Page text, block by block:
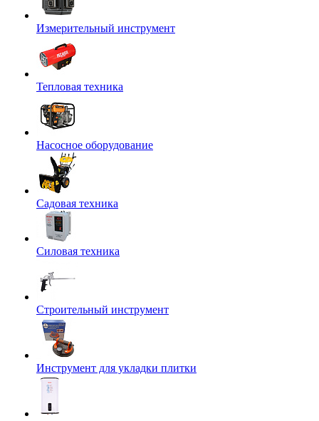
Измерительный инструмент
Тепловая техника
Насосное оборудование
Садовая техника
Силовая техника
Строительный инструмент
Инструмент для укладки плитки